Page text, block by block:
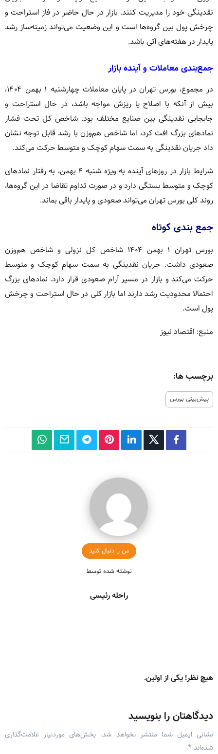
نقدینگی خود را مدیریت کنند. بازار در حال حاضر در فاز استراحت و
چرخش پول بین گروه‌ها است و این وضعیت می‌تواند زمینه‌ساز رشد
پایدار در هفته‌های آتی باشد.
جمع‌بندی معاملات و آینده بازار
در مجموع، بورس تهران در پایان معاملات چهارشنبه ۱ بهمن ۱۴۰۴،
بیش از آنکه با اصلاح یا ریزش مواجه باشد، در حال استراحت و
جابجایی نقدینگی بین صنایع مختلف بود. شاخص کل تحت فشار
نمادهای بزرگ افت کرد، اما شاخص هم‌وزن با رشد قابل توجه نشان
داد جریان نقدینگی به سمت سهام کوچک و متوسط حرکت می‌کند.
شرایط بازار در روزهای آینده به ویژه شنبه ۴ بهمن، به رفتار نمادهای
کوچک و متوسط بستگی دارد و در صورت تداوم تقاضا در این گروه‌ها،
روند کلی بورس تهران می‌تواند صعودی و پایدار باقی بماند.
جمع بندی کوتاه
بورس تهران ۱ بهمن ۱۴۰۴ شاخص کل نزولی و شاخص هم‌وزن
صعودی داشت. جریان نقدینگی به سمت سهام کوچک و متوسط
حرکت می‌کند و بازار در مسیر آرام صعودی قرار دارد. نمادهای بزرگ
احتمالا محدودیت رشد دارند اما بازار کلی در حال استراحت و چرخش
پول است.
منبع: اقتصاد نیوز
برچسب ها:
پیش‌بینی بورس
من را دنبال کنید
نوشته شده توسط
راحله رئیسی
هیچ نظر! یکی از اولین.
دیدگاهتان را بنویسید
نشانی ایمیل شما منتشر نخواهد شد. بخش‌های موردنیاز علامت‌گذاری
شده‌اند *